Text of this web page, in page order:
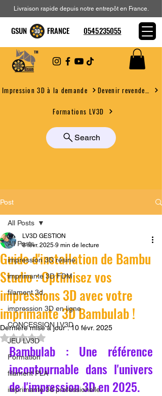
Impression 3D à la demande
Formations LV3D
Search
Livraison rapide depuis notre entrepôt en France.
GSUN FRANCE 0545235055
Post
All Posts
impression 3D résine.
imprimante 3D FDM
filament 3d,
impression 3D en ligne
CONCESSION LV3D
JEU LV3D
Formation
filament PLA
imprimante 3d professionelle
All Posts
Guide d'installation de Bambu
Studio : Optimisez vos
impressions 3D avec votre
imprimante 3D Bambulab !
LV3D GESTION
8 févr. 2025 9 min de lecture
Dernière mise à jour :10 févr. 2025
Noté NaN étoiles sur 5.
Bambulab : Une référence
incontournable dans l'univers
de l'impression 3D en 2025.